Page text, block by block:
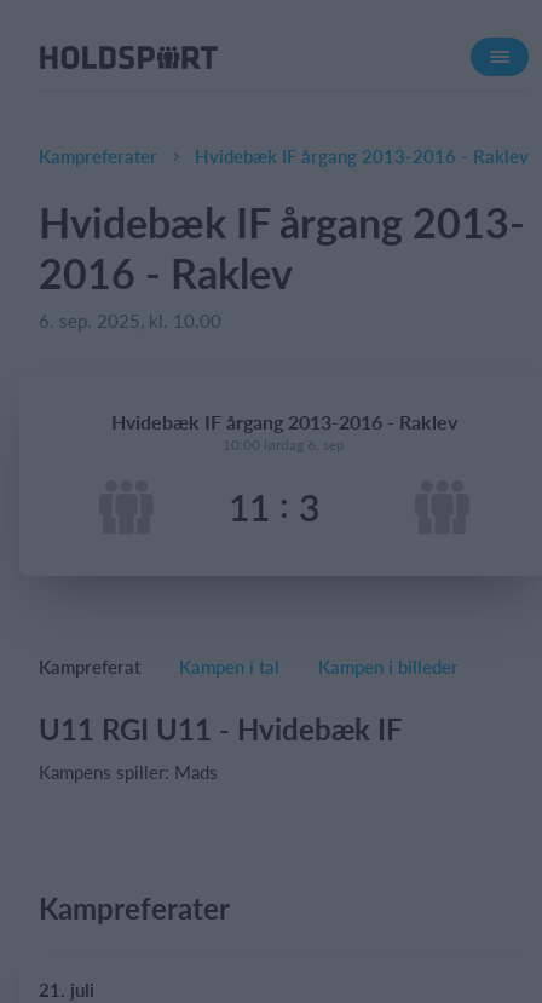
Om Holdsport
Presseomtale
Funktioner
Kalender
Webshop
Kampreferater Hvidebæk IF årgang 2013-2016 - Raklev
Hvidebæk IF årgang 2013-
2016 - Raklev
6. sep. 2025, kl. 10.00
Hvidebæk IF årgang 2013-2016 - Raklev
10:00 lørdag 6. sep
11 : 3
Kampreferat Kampen i tal Kampen i billeder
U11 RGI U11 - Hvidebæk IF
Kampens spiller: Mads
Kampreferater
21. juli